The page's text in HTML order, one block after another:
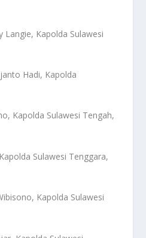
Langie, Kapolda Sulawesi
Hadi, Kapolda
Kapolda Sulawesi Tengah,
Sulawesi Tenggara,
Kapolda Sulawesi